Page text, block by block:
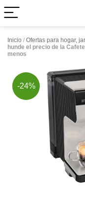
Inicio / Ofertas para hogar,
hunde el precio de la
menos
-24%